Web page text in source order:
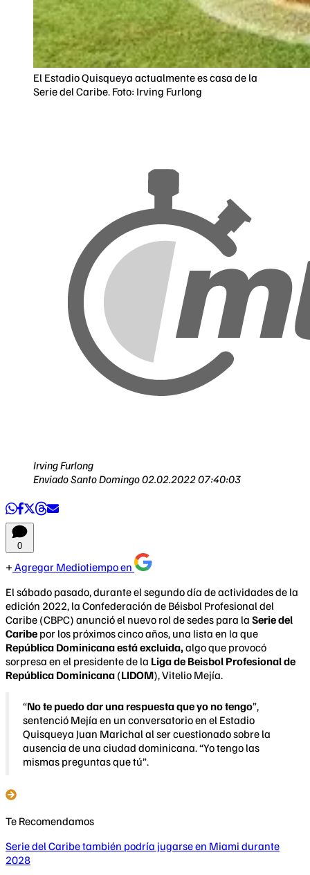
El Estadio Quisqueya actualmente es casa de la
Serie del Caribe. Foto: Irving Furlong
Irving Furlong
Enviado Santo Domingo02.02.2022 07:40:03
0
Agregar Mediotiempo en
El sábado pasado, durante el segundo día de actividades de la
edición 2022, la Confederación de Béisbol Profesional del
Caribe (CBPC) anunció el nuevo rol de sedes para la Serie del
Caribe por los próximos cinco años, una lista en la que
República Dominicana está excluida,algo que provocó
sorpresa en el presidente de la Liga de Beisbol Profesional de
República Dominicana (LIDOM), Vitelio Mejía.
“No te puedo dar una respuesta que yo no tengo”,
sentenció Mejía en un conversatorio en el Estadio
Quisqueya Juan Marichal al ser cuestionado sobre la
ausencia de una ciudad dominicana. “Yo tengo las
mismas preguntas que tú”.
Te Recomendamos
Serie del Caribe también podría jugarse en Miami durante
2028